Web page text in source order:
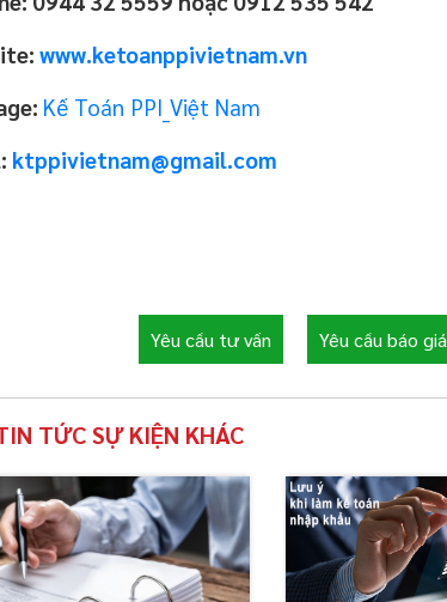
www.ketoanppivietnam.vn
Kế Toán PPI_Việt Nam
ktppivietnam@gmail.com
Yêu cầu tư vấn
Yêu cầu báo giá
TỨC SỰ KIỆN KHÁC